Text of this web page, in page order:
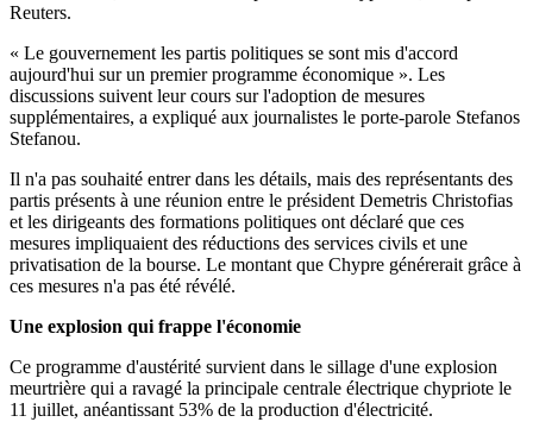
Reuters.
« Le gouvernement les partis politiques se sont mis d'accord
aujourd'hui sur un premier programme économique ». Les
discussions suivent leur cours sur l'adoption de mesures
supplémentaires, a expliqué aux journalistes le porte-parole Stefanos
Stefanou.
Il n'a pas souhaité entrer dans les détails, mais des représentants des
partis présents à une réunion entre le président Demetris Christofias
et les dirigeants des formations politiques ont déclaré que ces
mesures impliquaient des réductions des services civils et une
privatisation de la bourse. Le montant que Chypre générerait grâce à
ces mesures n'a pas été révélé.
Une explosion qui frappe l'économie
Ce programme d'austérité survient dans le sillage d'une explosion
meurtrière qui a ravagé la principale centrale électrique chypriote le
11 juillet, anéantissant 53% de la production d'électricité.